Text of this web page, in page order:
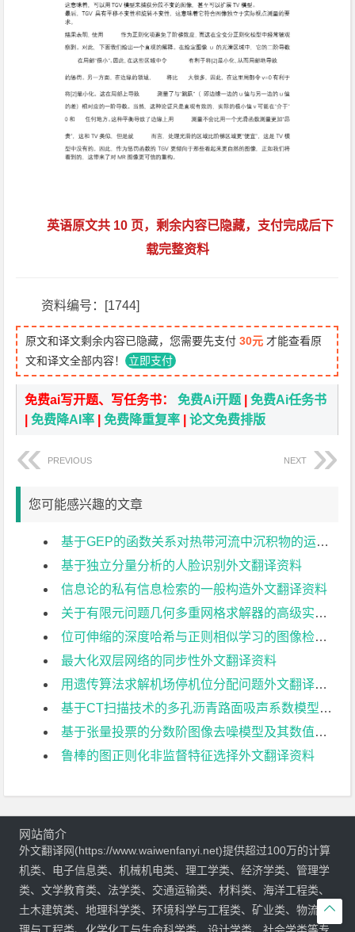
英语原文共 10 页，剩余内容已隐藏，支付完成后下
载完整资料
资料编号：[1744]
原文和译文剩余内容已隐藏，您需要先支付30元 才能查看原
文和译文全部内容！ 立即支付
免费ai写开题、写任务书：免费Ai开题 |免费Ai任务书
|免费降AI率 |免费降重复率 |论文免费排版
PREVIOUS NEXT
您可能感兴趣的文章
基于GEP的函数关系对热带河流中沉积物的运输研究外文翻译资料
基于独立分量分析的人脸识别外文翻译资料
信息论的私有信息检索的一般构造外文翻译资料
关于有限元问题几何多重网格求解器的高级实现：大气建模中的应用外文翻译资料
位可伸缩的深度哈希与正则相似学习的图像检索和人的重新识别外文翻译资料
最大化双层网络的同步性外文翻译资料
用遗传算法求解机场停机位分配问题外文翻译资料
基于CT扫描技术的多孔沥青路面吸声系数模型研究外文翻译资料
基于张量投票的分数阶图像去噪模型及其数值算法外文翻译资料
鲁棒的图正则化非监督特征选择外文翻译资料

网站简介
外文翻译网(https://www.waiwenfanyi.net)提供超过100万的计算
机类、电子信息类、机械机电类、理工学类、经济学类、管理学
类、文学教育类、法学类、交通运输类、材料类、海洋工程类、
土木建筑类、地理科学类、环境科学与工程类、矿业类、物流管
理与工程类、化学化工与生命科学类、设计学类、社会学类等专